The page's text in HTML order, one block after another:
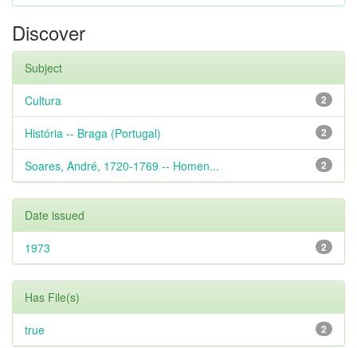
Discover
Subject
2
Cultura
2
História -- Braga (Portugal)
2
Soares, André, 1720-1769 -- Homen...
Date issued
2
1973
Has File(s)
2
true